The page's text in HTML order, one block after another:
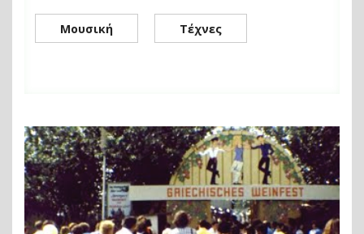
Μουσική Τέχνες